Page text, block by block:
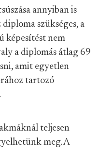
annyiban is
szükséges, a
képesítést nem
a diplomás átlag 69
amit egyetlen
tartozó
teljesen
meg. A